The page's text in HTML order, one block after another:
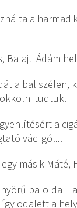
a
Balajti Ádám
a bal szélen,
tudtuk.
a
váci gól...
másik Máté,
baloldali
odalett a